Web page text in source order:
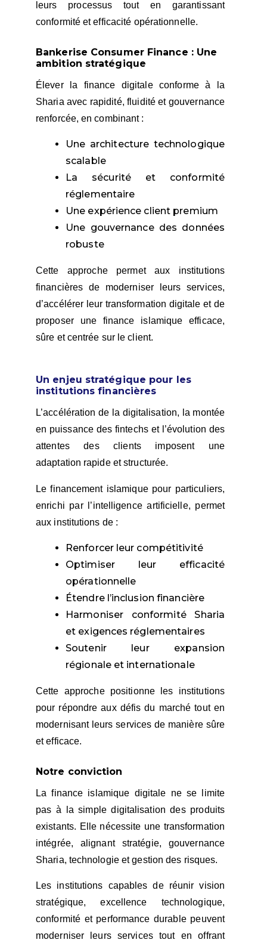
leurs processus tout en garantissant
conformité et efficacité opérationnelle.
Bankerise Consumer Finance : Une
ambition stratégique
Élever la finance digitale conforme à la
Sharia avec rapidité, fluidité et gouvernance
renforcée, en combinant :
Une architecture technologique
scalable
La sécurité et conformité
réglementaire
Une expérience client premium
Une gouvernance des données
robuste
Cette approche permet aux institutions
financières de moderniser leurs services,
d’accélérer leur transformation digitale et de
proposer une finance islamique efficace,
sûre et centrée sur le client.
Un enjeu stratégique pour les
institutions financières
L’accélération de la digitalisation, la montée
en puissance des fintechs et l’évolution des
attentes des clients imposent une
adaptation rapide et structurée.
Le financement islamique pour particuliers,
enrichi par l’intelligence artificielle, permet
aux institutions de :
Renforcer leur compétitivité
Optimiser leur efficacité
opérationnelle
Étendre l’inclusion financière
Harmoniser conformité Sharia
et exigences réglementaires
Soutenir leur expansion
régionale et internationale
Cette approche positionne les institutions
pour répondre aux défis du marché tout en
modernisant leurs services de manière sûre
et efficace.
Notre conviction
La finance islamique digitale ne se limite
pas à la simple digitalisation des produits
existants. Elle nécessite une transformation
intégrée, alignant stratégie, gouvernance
Sharia, technologie et gestion des risques.
Les institutions capables de réunir vision
stratégique, excellence technologique,
conformité et performance durable peuvent
moderniser leurs services tout en offrant